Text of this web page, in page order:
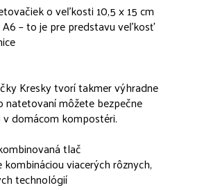
o veľkosti 10,5 x 15 cm
– to je pre predstavu veľkosť
Kresky tvorí takmer výhradne
natetovaní môžete bezpečne
domácom kompostéri.
tlač
viacerých rôznych,
technológií